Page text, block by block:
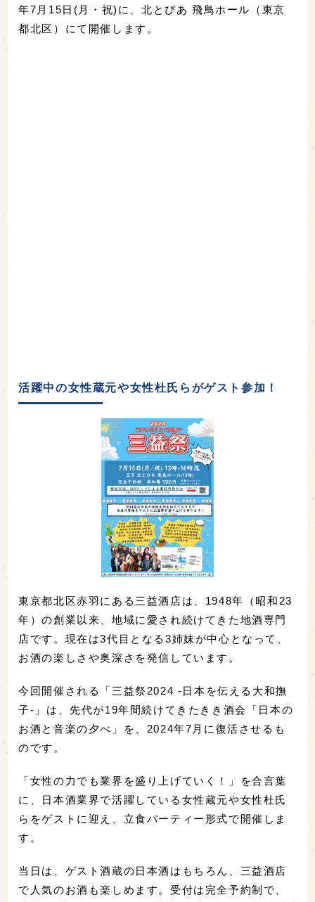
年7月15日(月・祝)に、北とぴあ 飛鳥ホール（東京
都北区）にて開催します。
活躍中の女性蔵元や女性杜氏らがゲスト参加！
東京都北区赤羽にある三益酒店は、1948年（昭和23
年）の創業以来、地域に愛され続けてきた地酒専門
店です。現在は3代目となる3姉妹が中心となって、
お酒の楽しさや奥深さを発信しています。
今回開催される「三益祭2024 -日本を伝える大和撫
子-」は、先代が19年間続けてきたきき酒会「日本の
お酒と音楽の夕べ」を、2024年7月に復活させるも
のです。
「女性の力でも業界を盛り上げていく！」を合言葉
に、日本酒業界で活躍している女性蔵元や女性杜氏
らをゲストに迎え、立食パーティー形式で開催しま
す。
当日は、ゲスト酒蔵の日本酒はもちろん、三益酒店
で人気のお酒も楽しめます。受付は完全予約制で、